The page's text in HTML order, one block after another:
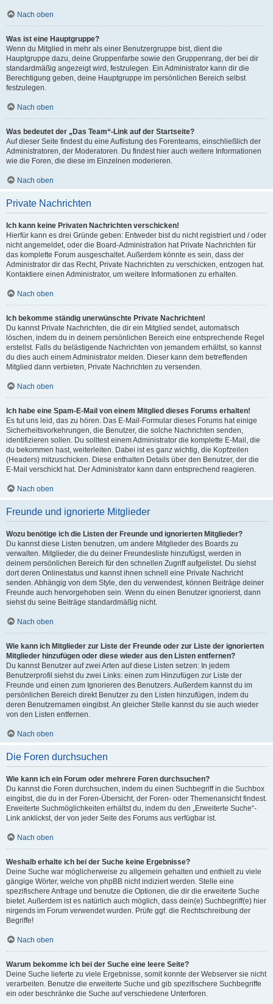
Nach oben
Was ist eine Hauptgruppe?
Wenn du Mitglied in mehr als einer Benutzergruppe bist, dient die
Hauptgruppe dazu, deine Gruppenfarbe sowie den Gruppenrang, der bei dir
standardmäßig angezeigt wird, festzulegen. Ein Administrator kann dir die
Berechtigung geben, deine Hauptgruppe im persönlichen Bereich selbst
festzulegen.
Nach oben
Was bedeutet der „Das Team“-Link auf der Startseite?
Auf dieser Seite findest du eine Auflistung des Forenteams, einschließlich der
Administratoren, der Moderatoren. Du findest hier auch weitere Informationen
wie die Foren, die diese im Einzelnen moderieren.
Nach oben
Private Nachrichten
Ich kann keine Privaten Nachrichten verschicken!
Hierfür kann es drei Gründe geben: Entweder bist du nicht registriert und / oder
nicht angemeldet, oder die Board-Administration hat Private Nachrichten für
das komplette Forum ausgeschaltet. Außerdem könnte es sein, dass der
Administrator dir das Recht, Private Nachrichten zu verschicken, entzogen hat.
Kontaktiere einen Administrator, um weitere Informationen zu erhalten.
Nach oben
Ich bekomme ständig unerwünschte Private Nachrichten!
Du kannst Private Nachrichten, die dir ein Mitglied sendet, automatisch
löschen, indem du in deinem persönlichen Bereich eine entsprechende Regel
erstellst. Falls du belästigende Nachrichten von jemandem erhältst, so kannst
du dies auch einem Administrator melden. Dieser kann dem betreffenden
Mitglied dann verbieten, Private Nachrichten zu versenden.
Nach oben
Ich habe eine Spam-E-Mail von einem Mitglied dieses Forums erhalten!
Es tut uns leid, das zu hören. Das E-Mail-Formular dieses Forums hat einige
Sicherheitsvorkehrungen, die Benutzer, die solche Nachrichten senden,
identifizieren sollen. Du solltest einem Administrator die komplette E-Mail, die
du bekommen hast, weiterleiten. Dabei ist es ganz wichtig, die Kopfzeilen
(Headers) mitzuschicken. Diese enthalten Details über den Benutzer, der die
E-Mail verschickt hat. Der Administrator kann dann entsprechend reagieren.
Nach oben
Freunde und ignorierte Mitglieder
Wozu benötige ich die Listen der Freunde und ignorierten Mitglieder?
Du kannst diese Listen benutzen, um andere Mitglieder des Boards zu
verwalten. Mitglieder, die du deiner Freundesliste hinzufügst, werden in
deinem persönlichen Bereich für den schnellen Zugriff aufgelistet. Du siehst
dort deren Onlinestatus und kannst ihnen schnell eine Private Nachricht
senden. Abhängig von dem Style, den du verwendest, können Beiträge deiner
Freunde auch hervorgehoben sein. Wenn du einen Benutzer ignorierst, dann
siehst du seine Beiträge standardmäßig nicht.
Nach oben
Wie kann ich Mitglieder zur Liste der Freunde oder zur Liste der ignorierten
Mitglieder hinzufügen oder diese wieder aus den Listen entfernen?
Du kannst Benutzer auf zwei Arten auf diese Listen setzen: In jedem
Benutzerprofil siehst du zwei Links: einen zum Hinzufügen zur Liste der
Freunde und einen zum Ignorieren des Benutzers. Außerdem kannst du im
persönlichen Bereich direkt Benutzer zu den Listen hinzufügen, indem du
deren Benutzernamen eingibst. An gleicher Stelle kannst du sie auch wieder
von den Listen entfernen.
Nach oben
Die Foren durchsuchen
Wie kann ich ein Forum oder mehrere Foren durchsuchen?
Du kannst die Foren durchsuchen, indem du einen Suchbegriff in die Suchbox
eingibst, die du in der Foren-Übersicht, der Foren- oder Themenansicht findest.
Erweiterte Suchmöglichkeiten erhältst du, indem du den „Erweiterte Suche“-
Link anklickst, der von jeder Seite des Forums aus verfügbar ist.
Nach oben
Weshalb erhalte ich bei der Suche keine Ergebnisse?
Deine Suche war möglicherweise zu allgemein gehalten und enthielt zu viele
gängige Wörter, welche von phpBB nicht indiziert werden. Stelle eine
spezifischere Anfrage und benutze die Optionen, die dir die erweiterte Suche
bietet. Außerdem ist es natürlich auch möglich, dass dein(e) Suchbegriff(e) hier
nirgends im Forum verwendet wurden. Prüfe ggf. die Rechtschreibung der
Begriffe!
Nach oben
Warum bekomme ich bei der Suche eine leere Seite?
Deine Suche lieferte zu viele Ergebnisse, somit konnte der Webserver sie nicht
verarbeiten. Benutze die erweiterte Suche und gib spezifischere Suchbegriffe
ein oder beschränke die Suche auf verschiedene Unterforen.